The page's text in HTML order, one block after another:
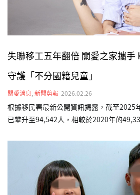
失聯移工五年翻倍 關愛之家攜
守護「不分國籍兒童」
關愛消息, 新聞剪報 2026.02.26
根據移民署最新公開資訊揭露，截至2025
已攀升至94,542人，相較於2020年的
境。為此，台灣關愛基金會（關愛之家）
型照顧計畫」，並邀請五度出任公益大使
現身說法，呼籲社會大眾關注這群在社會
保他們能獲得基本的生存權利。在台灣關